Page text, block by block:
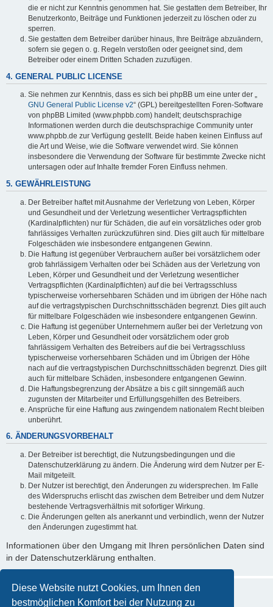
Diese Website nutzt Cookies, um Ihnen den
bestmöglichen Komfort bei der Nutzung zu
die er nicht zur Kenntnis genommen hat. Sie gestatten dem Betreiber, Ihr
Benutzerkonto, Beiträge und Funktionen jederzeit zu löschen oder zu
sperren.
Sie gestatten dem Betreiber darüber hinaus, Ihre Beiträge abzuändern,
sofern sie gegen o. g. Regeln verstoßen oder geeignet sind, dem
Betreiber oder einem Dritten Schaden zuzufügen.
4. GENERAL PUBLIC LICENSE
Sie nehmen zur Kenntnis, dass es sich bei phpBB um eine unter der „
GNU General Public License v2“ (GPL) bereitgestellten Foren-Software
von phpBB Limited (www.phpbb.com) handelt; deutschsprachige
Informationen werden durch die deutschsprachige Community unter
www.phpbb.de zur Verfügung gestellt. Beide haben keinen Einfluss auf
die Art und Weise, wie die Software verwendet wird. Sie können
insbesondere die Verwendung der Software für bestimmte Zwecke nicht
untersagen oder auf Inhalte fremder Foren Einfluss nehmen.
5. GEWÄHRLEISTUNG
Der Betreiber haftet mit Ausnahme der Verletzung von Leben, Körper
und Gesundheit und der Verletzung wesentlicher Vertragspflichten
(Kardinalpflichten) nur für Schäden, die auf ein vorsätzliches oder grob
fahrlässiges Verhalten zurückzuführen sind. Dies gilt auch für mittelbare
Folgeschäden wie insbesondere entgangenen Gewinn.
Die Haftung ist gegenüber Verbrauchern außer bei vorsätzlichem oder
grob fahrlässigem Verhalten oder bei Schäden aus der Verletzung von
Leben, Körper und Gesundheit und der Verletzung wesentlicher
Vertragspflichten (Kardinalpflichten) auf die bei Vertragsschluss
typischerweise vorhersehbaren Schäden und im übrigen der Höhe nach
auf die vertragstypischen Durchschnittsschäden begrenzt. Dies gilt auch
für mittelbare Folgeschäden wie insbesondere entgangenen Gewinn.
Die Haftung ist gegenüber Unternehmern außer bei der Verletzung von
Leben, Körper und Gesundheit oder vorsätzlichem oder grob
fahrlässigem Verhalten des Betreibers auf die bei Vertragsschluss
typischerweise vorhersehbaren Schäden und im Übrigen der Höhe
nach auf die vertragstypischen Durchschnittsschäden begrenzt. Dies gilt
auch für mittelbare Schäden, insbesondere entgangenen Gewinn.
Die Haftungsbegrenzung der Absätze a bis c gilt sinngemäß auch
zugunsten der Mitarbeiter und Erfüllungsgehilfen des Betreibers.
Ansprüche für eine Haftung aus zwingendem nationalem Recht bleiben
unberührt.
6. ÄNDERUNGSVORBEHALT
Der Betreiber ist berechtigt, die Nutzungsbedingungen und die
Datenschutzerklärung zu ändern. Die Änderung wird dem Nutzer per E-
Mail mitgeteilt.
Der Nutzer ist berechtigt, den Änderungen zu widersprechen. Im Falle
des Widerspruchs erlischt das zwischen dem Betreiber und dem Nutzer
bestehende Vertragsverhältnis mit sofortiger Wirkung.
Die Änderungen gelten als anerkannt und verbindlich, wenn der Nutzer
den Änderungen zugestimmt hat.
Informationen über den Umgang mit Ihren persönlichen Daten sind
in der Datenschutzerklärung enthalten.